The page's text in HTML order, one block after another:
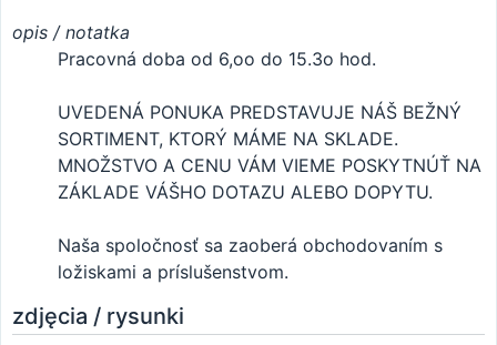
opis / notatka
Pracovná doba od 6,oo do 15.3o hod.
UVEDENÁ PONUKA PREDSTAVUJE NÁŠ BEŽNÝ
SORTIMENT, KTORÝ MÁME NA SKLADE.
MNOŽSTVO A CENU VÁM VIEME POSKYTNÚŤ NA
ZÁKLADE VÁŠHO DOTAZU ALEBO DOPYTU.
Naša spoločnosť sa zaoberá obchodovaním s
ložiskami a príslušenstvom.
zdjęcia / rysunki